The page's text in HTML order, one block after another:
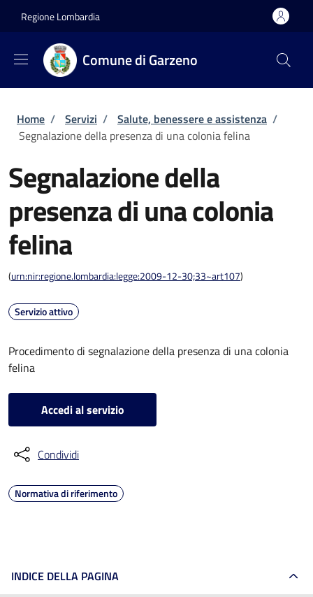
Regione Lombardia
Comune di Garzeno
Briciole di pane
Home / Servizi / Salute, benessere e assistenza /
Segnalazione della presenza di una colonia felina
Segnalazione della
presenza di una colonia
felina
(urn:nir:regione.lombardia:legge:2009-12-30;33~art107)
Servizio attivo
Procedimento di segnalazione della presenza di una colonia
felina
Accedi al servizio
Condividi
Normativa di riferimento
INDICE DELLA PAGINA